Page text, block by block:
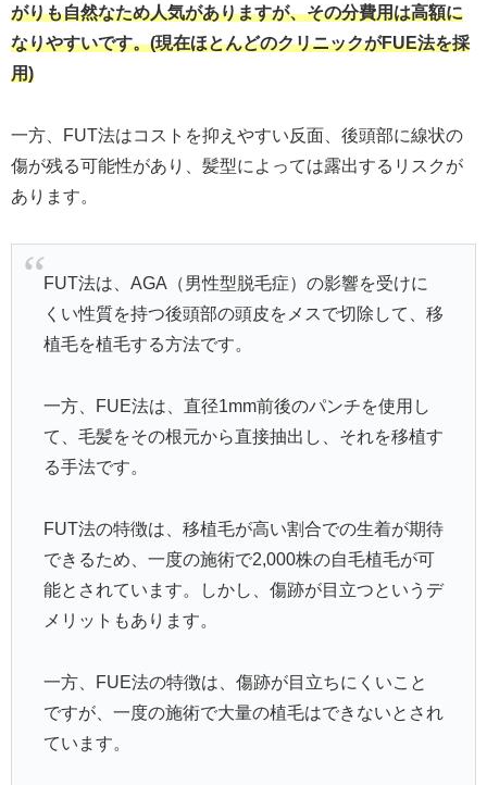
がりも自然なため人気がありますが、その分費用は高額に
なりやすいです。(現在ほとんどのクリニックがFUE法を採
用)
一方、FUT法はコストを抑えやすい反面、後頭部に線状の
傷が残る可能性があり、髪型によっては露出するリスクが
あります。
FUT法は、AGA（男性型脱毛症）の影響を受けに
くい性質を持つ後頭部の頭皮をメスで切除して、移
植毛を植毛する方法です。
一方、FUE法は、直径1mm前後のパンチを使用し
て、毛髪をその根元から直接抽出し、それを移植す
る手法です。
FUT法の特徴は、移植毛が高い割合での生着が期待
できるため、一度の施術で2,000株の自毛植毛が可
能とされています。しかし、傷跡が目立つというデ
メリットもあります。
一方、FUE法の特徴は、傷跡が目立ちにくいこと
ですが、一度の施術で大量の植毛はできないとされ
ています。